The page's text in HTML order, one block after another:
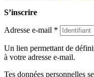
S’inscrire
Adresse e-mail *
Un lien permettant de
à votre adresse e-mail.
Tes données personnelles